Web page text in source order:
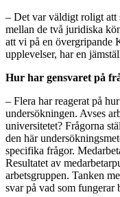
– Det var väldigt roligt att
mellan de två juridiska
att vi på en övergripande
upplevelser, har en
Hur har gensvaret på
– Flera har reagerat på
undersökningen. Avses
universitetet? Frågorna
den här
specifika frågor.
Resultatet av
arbetsgruppen. Tanken
svar på vad som fungerar